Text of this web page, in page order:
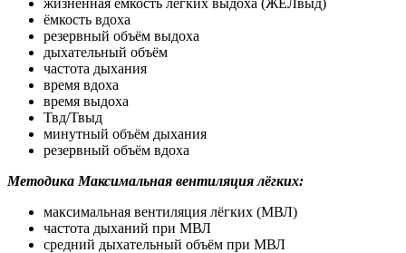
ёмкость вдоха
резервный объём выдоха
дыхательный объём
частота дыхания
время вдоха
время выдоха
Твд/Твыд
минутный объём дыхания
резервный объём вдоха
Методика Максимальная вентиляция лёгких:
максимальная вентиляция лёгких (МВЛ)
частота дыханий при МВЛ
средний дыхательный объём при МВЛ